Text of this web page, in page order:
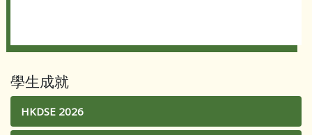
學生成就
HKDSE 2026